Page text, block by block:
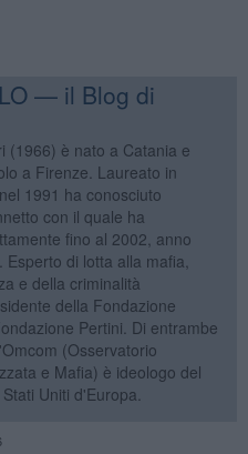
— il Blog di
(1966) è nato a Catania e
a Firenze. Laureato in
1991 ha conosciuto
con il quale ha
fino al 2002, anno
di lotta alla mafia,
e della criminalità
della Fondazione
Pertini. Di entrambe
(Osservatorio
e Mafia) è ideologo del
Uniti d'Europa.